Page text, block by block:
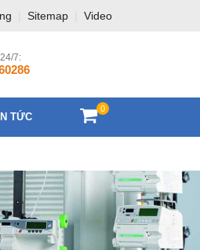
Sitemap Video
7:
0
TỨC